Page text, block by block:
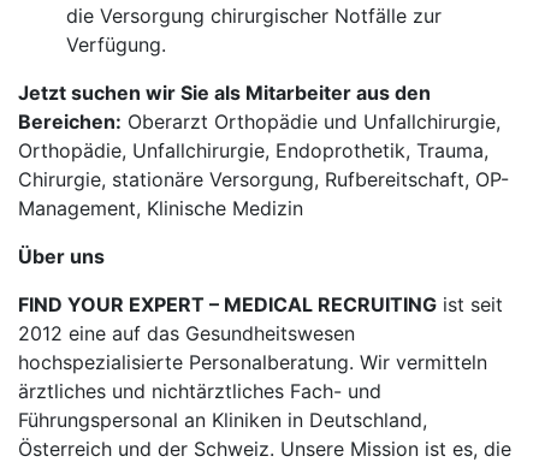
die Versorgung chirurgischer Notfälle zur
Verfügung.
Jetzt suchen wir Sie als Mitarbeiter aus den
Bereichen: Oberarzt Orthopädie und Unfallchirurgie,
Orthopädie, Unfallchirurgie, Endoprothetik, Trauma,
Chirurgie, stationäre Versorgung, Rufbereitschaft, OP-
Management, Klinische Medizin
Über uns
FIND YOUR EXPERT – MEDICAL RECRUITING ist seit
2012 eine auf das Gesundheitswesen
hochspezialisierte Personalberatung. Wir vermitteln
ärztliches und nichtärztliches Fach- und
Führungspersonal an Kliniken in Deutschland,
Österreich und der Schweiz. Unsere Mission ist es, die